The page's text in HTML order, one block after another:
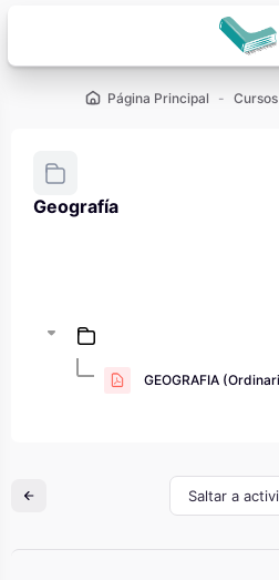
Página Principal Cursos
Geografía
GEOGRAFIA
Saltar a